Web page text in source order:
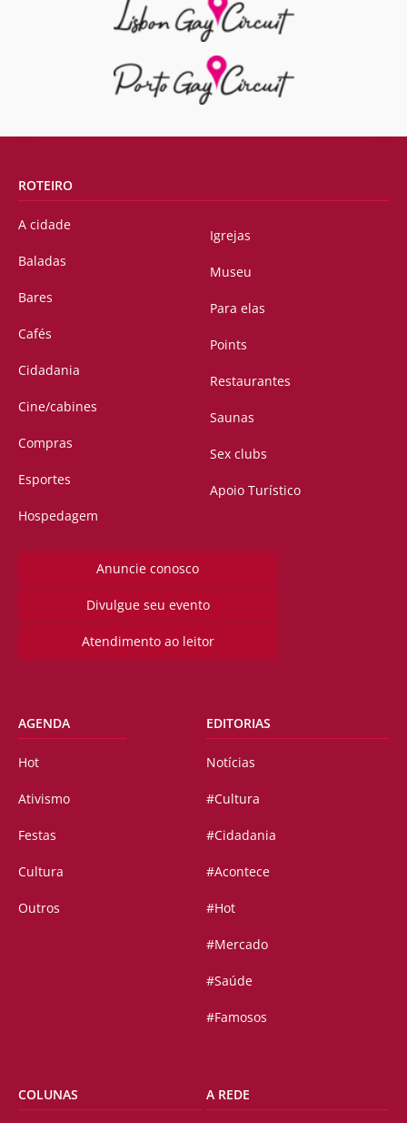
ROTEIRO
A cidade
Baladas
Bares
Cafés
Cidadania
Cine/cabines
Compras
Esportes
Hospedagem
Igrejas
Museu
Para elas
Points
Restaurantes
Saunas
Sex clubs
Apoio Turístico
Anuncie conosco
Divulgue seu evento
Atendimento ao leitor
AGENDA
Hot
Ativismo
Festas
Cultura
Outros
EDITORIAS
Notícias
#Cultura
#Cidadania
#Acontece
#Hot
#Mercado
#Saúde
#Famosos
COLUNAS A REDE